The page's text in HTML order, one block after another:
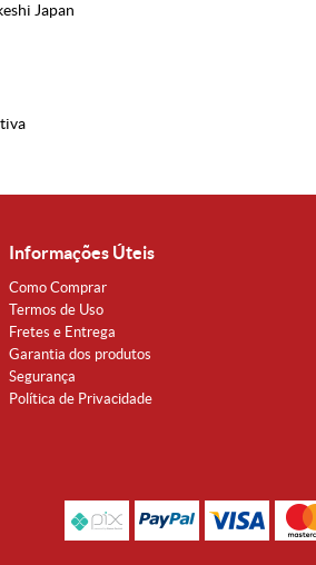
Japan
Informações Úteis
Como Comprar
Termos de Uso
Fretes e Entrega
Garantia dos produtos
Segurança
Política de Privacidade